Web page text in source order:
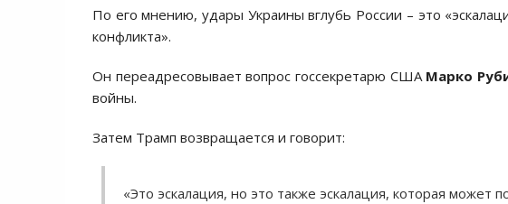
По его мнению, удары Украины вглубь России – это
конфликта».
Он переадресовывает вопрос госсекретарю США Марко
войны.
Затем Трамп возвращается и говорит:
«Это эскалация, но это также эскалация, которая